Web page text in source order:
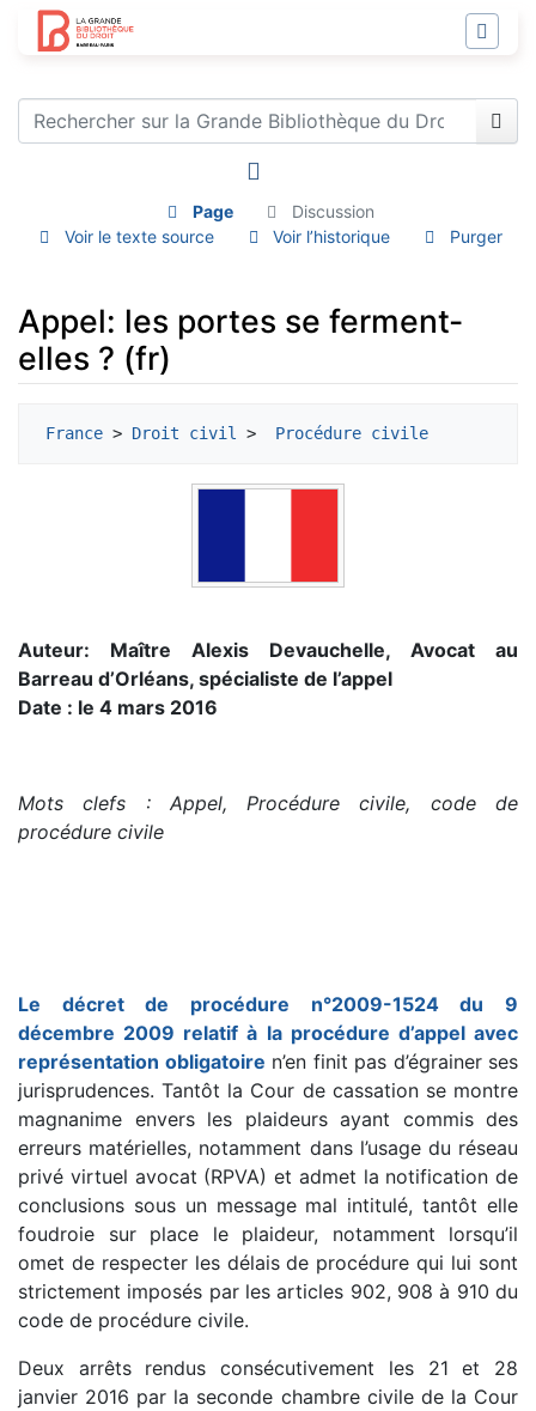
Page
Discussion
Voir le texte source
Voir l’historique Purger
Appel: les portes se ferment-
elles ? (fr)
France > Droit civil > Procédure civile
Auteur: Maître Alexis Devauchelle, Avocat au
Barreau d’Orléans, spécialiste de l’appel
Date : le 4 mars 2016
Mots clefs : Appel, Procédure civile, code de
procédure civile
Le décret de procédure n°2009-1524 du 9
décembre 2009 relatif à la procédure d’appel avec
représentation obligatoire n’en finit pas d’égrainer ses
jurisprudences. Tantôt la Cour de cassation se montre
magnanime envers les plaideurs ayant commis des
erreurs matérielles, notamment dans l’usage du réseau
privé virtuel avocat (RPVA) et admet la notification de
conclusions sous un message mal intitulé, tantôt elle
foudroie sur place le plaideur, notamment lorsqu’il
omet de respecter les délais de procédure qui lui sont
strictement imposés par les articles 902, 908 à 910 du
code de procédure civile.
Deux arrêts rendus consécutivement les 21 et 28
janvier 2016 par la seconde chambre civile de la Cour